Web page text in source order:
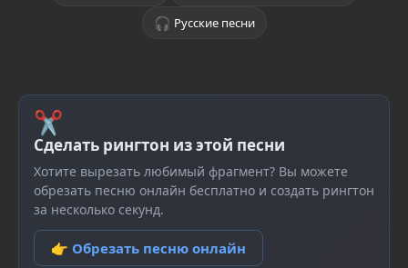
🎧 Русские песни
✂
Сделать рингтон из этой песни
Хотите вырезать любимый фрагмент? Вы можете
обрезать песню онлайн бесплатно и создать рингтон
за несколько секунд.
👉 Обрезать песню онлайн